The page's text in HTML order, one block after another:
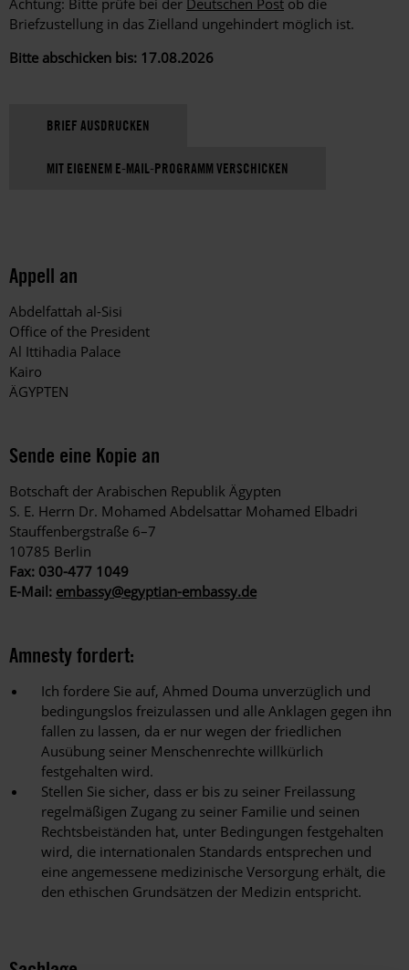
Briefzustellung in das Zielland ungehindert möglich ist.
Bitte abschicken bis: 17.08.2026
BRIEF AUSDRUCKEN
MIT EIGENEM E-MAIL-PROGRAMM VERSCHICKEN
Appell an
Abdelfattah al-Sisi
Office of the President
Al Ittihadia Palace
Kairo
ÄGYPTEN
Sende eine Kopie an
Botschaft der Arabischen Republik Ägypten
S. E. Herrn Dr. Mohamed Abdelsattar Mohamed Elbadri
Stauffenbergstraße 6–7
10785 Berlin
Fax: 030-477 1049
E-Mail: embassy@egyptian-embassy.de
Amnesty fordert:
Ich fordere Sie auf, Ahmed Douma unverzüglich und
bedingungslos freizulassen und alle Anklagen gegen ihn
fallen zu lassen, da er nur wegen der friedlichen
Ausübung seiner Menschenrechte willkürlich
festgehalten wird.
Stellen Sie sicher, dass er bis zu seiner Freilassung
regelmäßigen Zugang zu seiner Familie und seinen
Rechtsbeiständen hat, unter Bedingungen festgehalten
wird, die internationalen Standards entsprechen und
eine angemessene medizinische Versorgung erhält, die
den ethischen Grundsätzen der Medizin entspricht.